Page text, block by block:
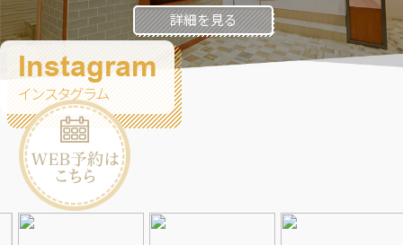
詳細を見る
Instagram
インスタグラム